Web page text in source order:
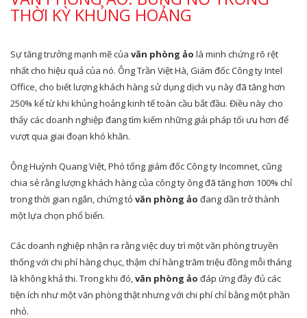
THỜI KỲ KHỦNG HOẢNG
Sự tăng trưởng mạnh mẽ của văn phòng ảo là minh chứng rõ rệt
nhất cho hiệu quả của nó. Ông Trần Việt Hà, Giám đốc Công ty Intel
Office, cho biết lượng khách hàng sử dụng dịch vụ này đã tăng hơn
250% kể từ khi khủng hoảng kinh tế toàn cầu bắt đầu. Điều này cho
thấy các doanh nghiệp đang tìm kiếm những giải pháp tối ưu hơn để
vượt qua giai đoạn khó khăn.
Ông Huỳnh Quang Việt, Phó tổng giám đốc Công ty Incomnet, cũng
chia sẻ rằng lượng khách hàng của công ty ông đã tăng hơn 100% chỉ
trong thời gian ngắn, chứng tỏ văn phòng ảo đang dần trở thành
một lựa chọn phổ biến.
Các doanh nghiệp nhận ra rằng việc duy trì một văn phòng truyền
thống với chi phí hàng chục, thậm chí hàng trăm triệu đồng mỗi tháng
là không khả thi. Trong khi đó,văn phòng ảo đáp ứng đầy đủ các
tiện ích như một văn phòng thật nhưng với chi phí chỉ bằng một phần
nhỏ.